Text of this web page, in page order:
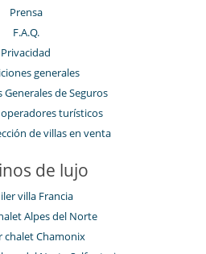
Prensa
F.A.Q.
Privacidad
generales
Generales de Seguros
operadores turísticos
de villas en venta
de lujo
villa Francia
Alpes del Norte
chalet Chamonix